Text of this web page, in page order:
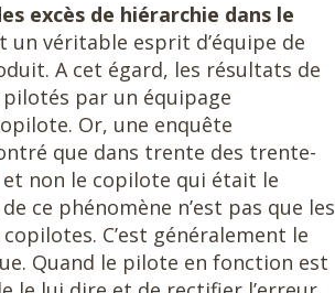
excès de hiérarchie dans le
un véritable esprit d’équipe de
A cet égard, les résultats de
par un équipage
Or, une enquête
que dans trente des trente-
non le copilote qui était le
ce phénomène n’est pas que les
C’est généralement le
Quand le pilote en fonction est